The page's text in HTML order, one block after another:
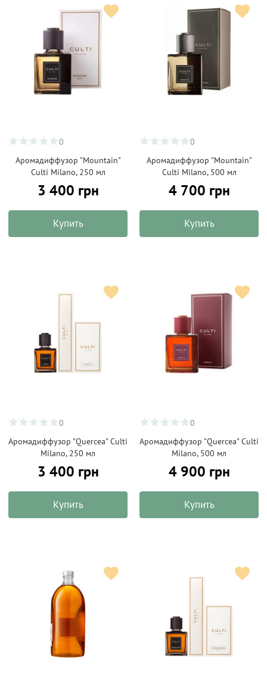
0
Аромадиффузор "Mountain"
Culti Milano, 250 мл
3 400 грн
Купить
0
Аромадиффузор "Mountain"
Culti Milano, 500 мл
4 700 грн
Купить
0
Аромадиффузор "Quercea" Culti
Milano, 250 мл
3 400 грн
Купить
0
Аромадиффузор "Quercea" Culti
Milano, 500 мл
4 900 грн
Купить